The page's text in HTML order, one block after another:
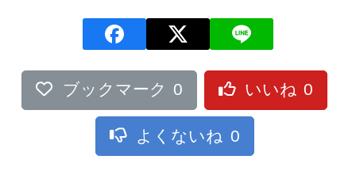
ブックマーク 0 いいね 0
よくないね 0